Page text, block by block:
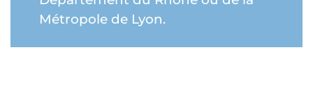
Métropole de Lyon.